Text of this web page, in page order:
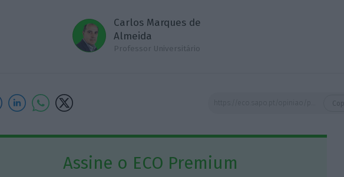
Carlos Marques de
Almeida
Professor Universitário
Assine o ECO Premium